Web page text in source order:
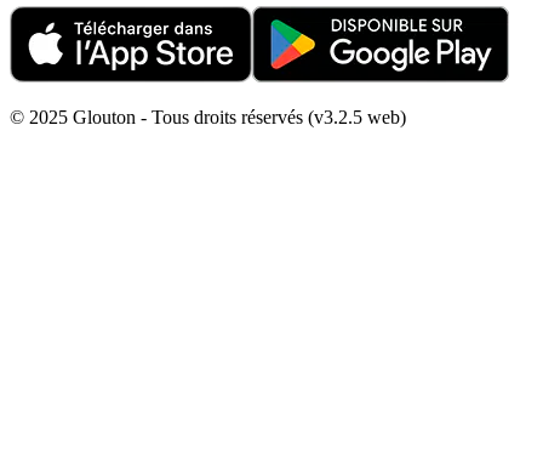
© 2025 Glouton - Tous droits réservés (v3.2.5 web)